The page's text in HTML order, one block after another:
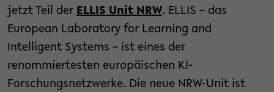
jetzt Teil der ELLIS Unit NRW. ELLIS – das
European Laboratory for Learning and
Intelligent Systems – ist eines der
renommiertesten europäischen KI-
Forschungsnetzwerke. Die neue NRW-Unit ist